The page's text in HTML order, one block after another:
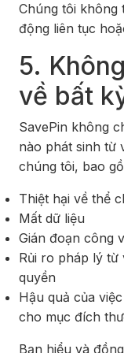
Chúng tôi không
động liên tục
5.
về bất
SavePin không
nào phát sinh từ
chúng tôi, bao
Thiệt hại về thể
Mất dữ liệu
Gián đoạn công
Rủi ro pháp lý từ
quyền
Hậu quả của
cho mục đích
Bạn hiểu và